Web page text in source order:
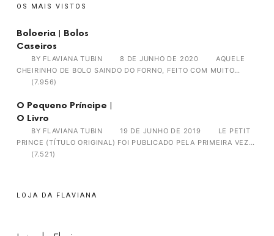
OS MAIS VISTOS
Boloeria | Bolos
Caseiros
BY FLAVIANA TUBIN 8 DE JUNHO DE 2020
AQUELE
CHEIRINHO DE BOLO SAINDO DO FORNO, FEITO COM MUITO…
(7.956)
O Pequeno Príncipe |
O Livro
BY FLAVIANA TUBIN 19 DE JUNHO DE 2019
LE PETIT
PRINCE (TÍTULO ORIGINAL) FOI PUBLICADO PELA PRIMEIRA VEZ…
(7.521)
LOJA DA FLAVIANA